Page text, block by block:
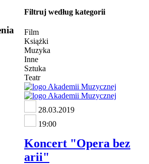
Filtruj według kategorii
Film
Książki
Muzyka
Inne
Sztuka
Teatr
28.03.2019
19:00
Koncert "Opera bez
arii"